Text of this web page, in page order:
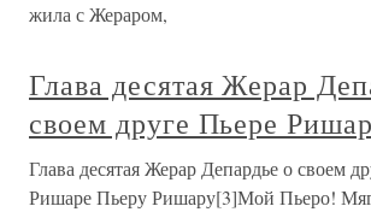
жила с Жераром,
Глава десятая Жерар
своем друге Пьере
Глава десятая Жерар Депардье о своем
Ришаре Пьеру Ришару[3]Мой Пьеро!